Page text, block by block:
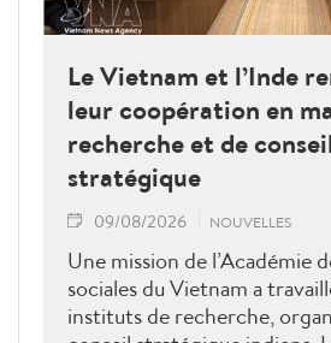
Le Vietnam et l’Inde
leur coopération en
recherche et de
stratégique
09/08/2026 NOUVELLES
Une mission de l’Académie
sociales du Vietnam a
instituts de recherche,